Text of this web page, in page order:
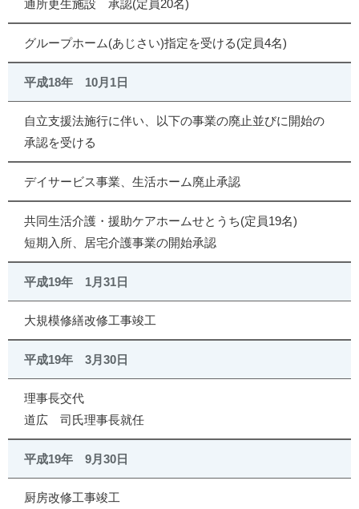
通所更生施設 承認(定員20名)
グループホーム(あじさい)指定を受ける(定員4名)
平成18年 10月1日
自立支援法施行に伴い、以下の事業の廃止並びに開始の
承認を受ける
デイサービス事業、生活ホーム廃止承認
共同生活介護・援助ケアホームせとうち(定員19名)
短期入所、居宅介護事業の開始承認
平成19年 1月31日
大規模修繕改修工事竣工
平成19年 3月30日
理事長交代
道広 司氏理事長就任
平成19年 9月30日
厨房改修工事竣工